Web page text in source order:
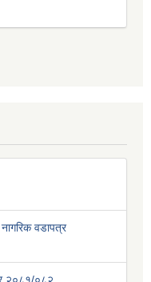
वडापत्र
२०८१/०८२